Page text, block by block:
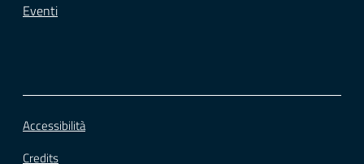
Eventi
Accessibilità
Credits